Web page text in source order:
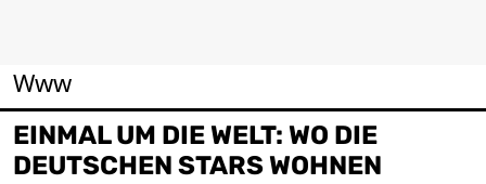
Www
EINMAL UM DIE WELT: WO DIE
DEUTSCHEN STARS WOHNEN